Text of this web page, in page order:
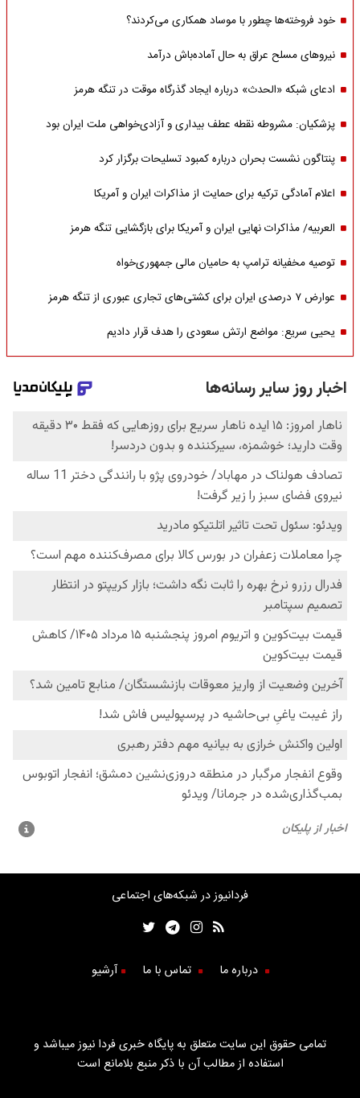
خود فروخته‌ها چطور با موساد همکاری می‌کردند؟
نیروهای مسلح عراق به حال آماده‌باش درآمد
ادعای شبکه «الحدث» درباره ایجاد گذرگاه موقت در تنگه هرمز
پزشکیان: مشروطه نقطه عطف بیداری و آزادی‌خواهی ملت ایران بود
پنتاگون نشست بحران درباره کمبود تسلیحات برگزار کرد
اعلام آمادگی ترکیه برای حمایت از مذاکرات ایران و آمریکا
العربیه/ مذاکرات نهایی ایران و آمریکا برای بازگشایی تنگه هرمز
توصیه مخفیانه ترامپ به حامیان مالی جمهوری‌خواه
عوارض ۷ درصدی ایران برای کشتی‌های تجاری عبوری از تنگه هرمز
یحیی سریع: مواضع ارتش سعودی را هدف قرار دادیم
فردانیوز در شبکه‌های اجتماعی
درباره ما تماس با ما آرشیو
تمامی حقوق این سایت متعلق به پایگاه خبری فردا نیوز میباشد و
استفاده از مطالب آن با ذکر منبع بلامانع است